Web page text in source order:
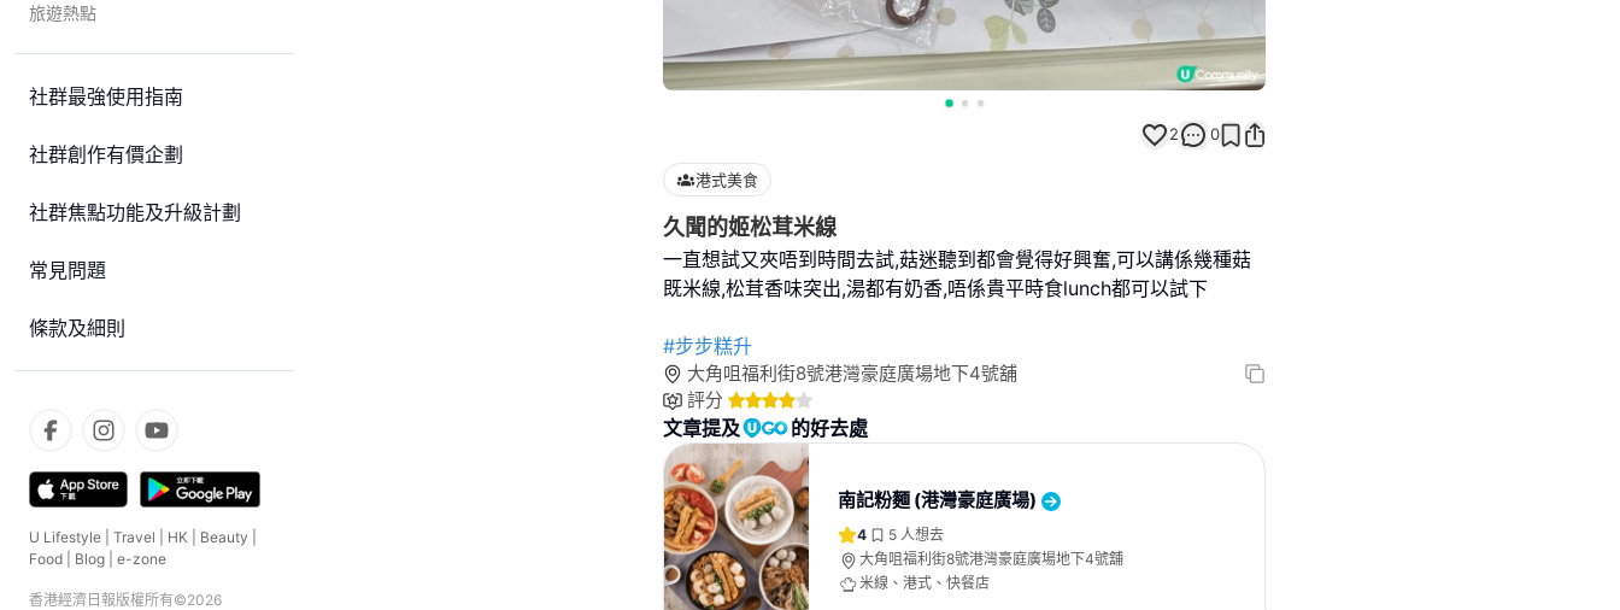
旅遊熱點
社群最強使用指南
社群創作有價企劃
社群焦點功能及升級計劃
常見問題
條款及細則
U Lifestyle Travel HK Beauty
Food
Blog e-zone
香港經濟日報版權所有©2026
2 0
港式美食
久聞的姬松茸米線
一直想試又夾唔到時間去試,菇迷聽到都會覺得好興奮,可以講係幾種菇
既米線,松茸香味突出,湯都有奶香,唔係貴平時食lunch都可以試下
#步步糕升
大角咀福利街8號港灣豪庭廣場地下4號舖
評分
文章提及 的好去處
南記粉麵 (港灣豪庭廣場)
4 5 人想去
大角咀福利街8號港灣豪庭廣場地下4號舖
米線、港式、快餐店